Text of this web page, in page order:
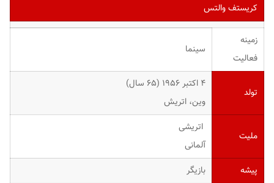
کریستف والتس
زمینه
فعالیت
سینما
تولد
۴ اکتبر ۱۹۵۶ ‏(۶۵ سال)
وین، اتریش
ملیت
اتریشی
آلمانی
پیشه
بازیگر